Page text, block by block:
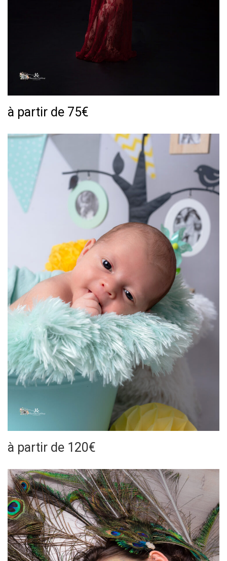
à partir de 75€
à partir de 120€